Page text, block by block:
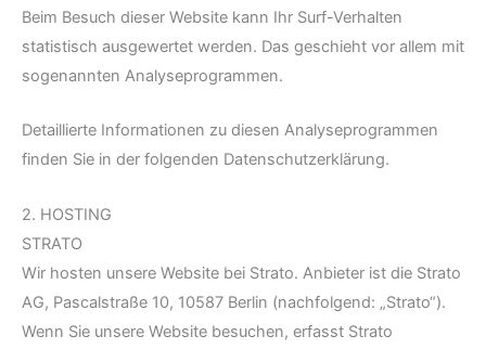
Beim Besuch dieser Website kann Ihr Surf-Verhalten
statistisch ausgewertet werden. Das geschieht vor allem mit
sogenannten Analyseprogrammen.
Detaillierte Informationen zu diesen Analyseprogrammen
finden Sie in der folgenden Datenschutzerklärung.
2. HOSTING
STRATO
Wir hosten unsere Website bei Strato. Anbieter ist die Strato
AG, Pascalstraße 10, 10587 Berlin (nachfolgend: „Strato“).
Wenn Sie unsere Website besuchen, erfasst Strato